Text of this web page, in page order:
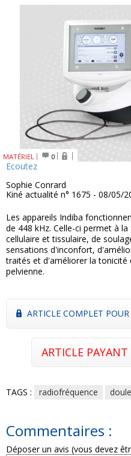
MATÉRIEL 0
Ecoutez
Sophie Conrard
Kiné actualité n° 1675 - 08/05/
Les appareils Indiba
de 448 kHz. Celle-ci permet à
cellulaire et tissulaire, de
sensations d'inconfort,
traités et d'améliorer la tonicité
pelvienne.
ARTICLE COMPLET
ARTICLE
TAGS : radiofréquence
Commentaires :
Déposer un avis (vous devez